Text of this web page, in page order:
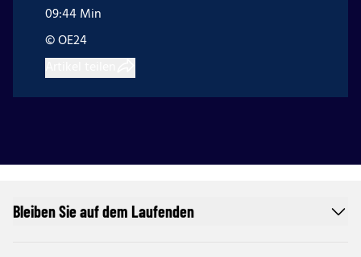
09:44 Min
© OE24
Bleiben Sie auf dem Laufenden